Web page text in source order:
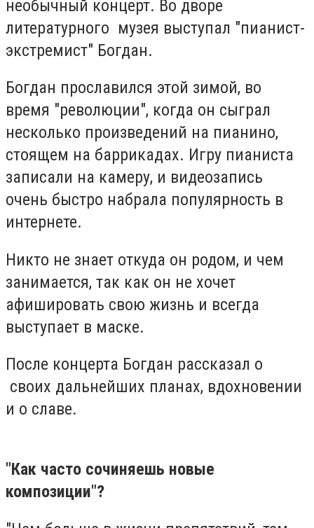
необычный концерт. Во дворе
литературного музея выступал "пианист-
экстремист" Богдан.
Богдан прославился этой зимой, во
время "революции", когда он сыграл
несколько произведений на пианино,
стоящем на баррикадах. Игру пианиста
записали на камеру, и видеозапись
очень быстро набрала популярность в
интернете.
Никто не знает откуда он родом, и чем
занимается, так как он не хочет
афишировать свою жизнь и всегда
выступает в маске.
После концерта Богдан рассказал о
своих дальнейших планах, вдохновении
и о славе.
"Как часто сочиняешь новые
композиции"?